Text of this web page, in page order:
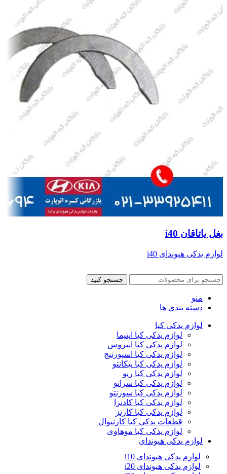
بغل یاتاقان i40
لوازم یدکی هیوندای i40
جستجو کنید
منو
دسته بندی ها
لوازم یدکی کیا
لوازم یدکی کیا اپتیما
لوازم یدکی کیا اپیروس
لوازم یدکی کیا اسپورتیج
لوازم یدکی کیا پیکانتو
لوازم یدکی کیا ریو
لوازم یدکی کیا سراتو
لوازم یدکی کیا سورنتو
لوازم یدکی کیا کادنزا
لوازم یدکی کیا کارنز
قطعات یدکی کیا کارنیوال
لوازم یدکی کیا موهاوی
لوازم یدکی هیوندای
لوازم یدکی هیوندای i10
لوازم یدکی هیوندای i20